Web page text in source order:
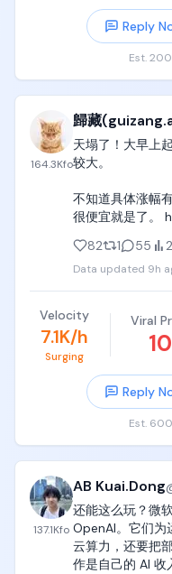
级别），继续聚
昨晚的主题只有
SpaceX烧了184
同样是AI故事，
因为这种票一
标的跌25%，4
本金没了，电
这时候你不是想
这就是杠杆最可
它不是单纯放大
它还会把你从“
更狠的是，市场
只要让你撑不到
后面Citadel接盘
当别人被迫割肉
构，反而可以用
这就是华尔街的
但在大机构眼里
人。
很多人总觉得
比如半导体。
比如存储。
比如海力士、美
但市场经常告诉
看对方向，不等
买到好公司，不
押中产业趋势，
可能很快需要重
Reply
Est.
164.3Kfo
歸藏
天塌了！大早上
较大。
不知道具体涨幅
很便宜就是了。
82
1 55
Data updated 9h
Velocity
7.1K/h
Surging
Viral
Reply
Est.
137.1Kfo
AB Kuai.Dong
还能这么玩？微
OpenAI。它们为
云算力，还要把
作是自己的 AI 收